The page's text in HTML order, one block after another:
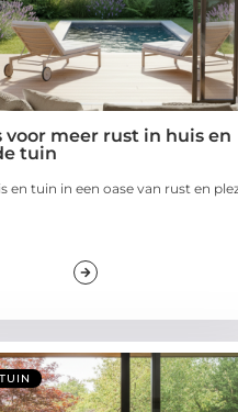
voor meer rust in huis en
tuin
en tuin in een oase van rust en